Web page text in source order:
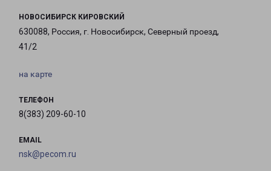
НОВОСИБИРСК КИРОВСКИЙ
630088, Россия, г. Новосибирск, Северный проезд,
41/2
на карте
ТЕЛЕФОН
8(383) 209-60-10
EMAIL
nsk@pecom.ru